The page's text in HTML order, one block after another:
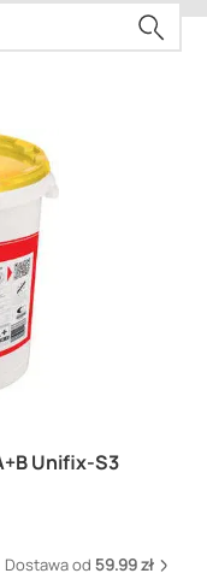
Unifix-S3
Dostawa od 59.99 zł